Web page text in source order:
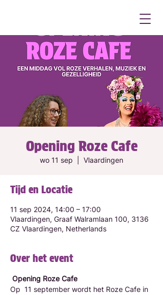
Opening Roze Cafe
wo 11 sep Vlaardingen
Tijd en Locatie
11 sep 2024, 14:00 – 17:00
Vlaardingen, Graaf Walramlaan 100, 3136
CZ Vlaardingen, Netherlands
Over het event
Opening Roze Cafe
Op  11 september wordt het Roze Cafe in